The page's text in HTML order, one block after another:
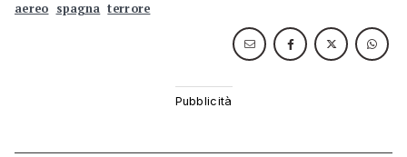
aereo spagna terrore